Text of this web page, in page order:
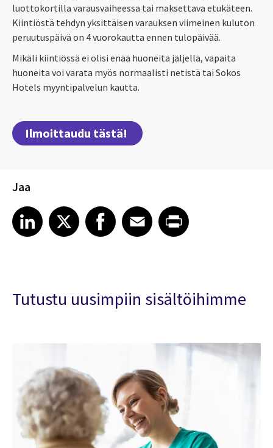
luottokortilla varausvaiheessa tai maksettava etukäteen.
Kiintiöstä tehdyn yksittäisen varauksen viimeinen kuluton
peruutuspäivä on 4 vuorokautta ennen tulopäivää.
Mikäli kiintiössä ei olisi enää huoneita jäljellä, vapaita
huoneita voi varata myös normaalisti netistä tai Sokos
Hotels myyntipalvelun kautta.
Ilmoittaudu tästä!
Jaa
Share article on LinkedIn
LinkedIn
Share article on XShare article on Facebook
Facebook
Share article on Email
EmailShare article on Print
Tutustu uusimpiin sisältöihimme